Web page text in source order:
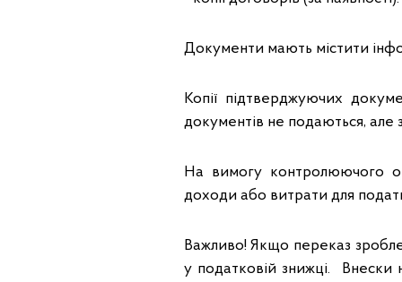
Документи мають містити
Копії підтверджуючих
документів не подаються, але
На вимогу контролюючого
доходи або витрати для
Важливо! Якщо переказ
у податковій знижці. Внески